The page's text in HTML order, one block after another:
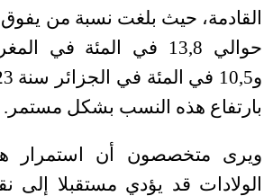
بارتفاع هذه النسب بشكل مستمر .
ويرى متخصصون أن استمرار
الولادات قد يؤدي مستقبلا إلى